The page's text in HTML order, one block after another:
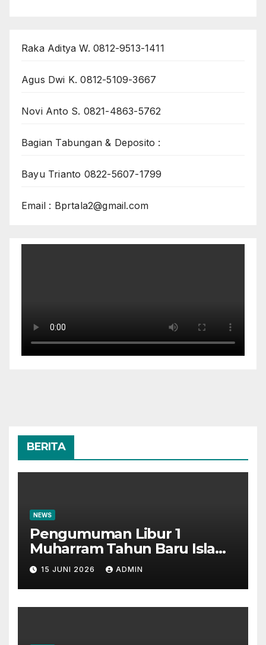
Raka Aditya W. 0812-9513-1411
Agus Dwi K. 0812-5109-3667
Novi Anto S. 0821-4863-5762
Bagian Tabungan & Deposito :
Bayu Trianto 0822-5607-1799
Email : Bprtala2@gmail.com
BERITA
NEWS
Pengumuman Libur 1
Muharram Tahun Baru Islam
1448H
15 JUNI 2026 ADMIN